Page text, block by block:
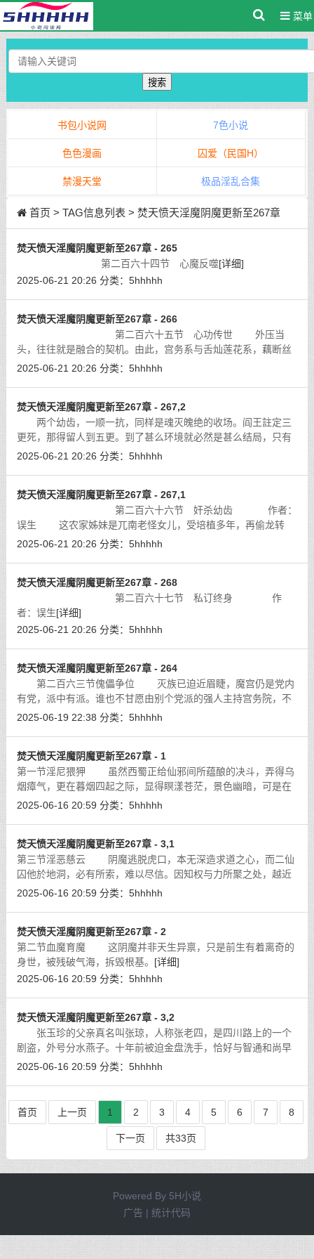
菜单
搜索
书包小说网 7色小说
色色漫画 囚爱（民国H）
禁漫天堂 极品淫乱合集
首页 > TAG信息列表 > 焚天愤天淫魔阴魔更新至267章
焚天愤天淫魔阴魔更新至267章 - 265
第二百六十四节 心魔反噬[详细]
2025-06-21 20:26 分类： 5hhhhh
焚天愤天淫魔阴魔更新至267章 - 266
第二百六十五节 心功传世 外压当
头，往往就是融合的契机。由此，宫务系与舌灿莲花系，藕断丝
连，对平反辘死腆安门血案，暧昧非常。更纵容舌灿莲花系互相
2025-06-21 20:26 分类： 5hhhhh
焚天愤天淫魔阴魔更新至267章 - 267,2
两个幼齿，一顺一抗，同样是魂灭魄绝的收场。阎王註定三
更死，那得留人到五更。到了甚么环境就必然是甚么结局，只有
消失了强权要人死的因素，才得苟延残喘，但那又生何足惜呢。
2025-06-21 20:26 分类： 5hhhhh
焚天愤天淫魔阴魔更新至267章 - 267,1
第二百六十六节 奸杀幼齿 作者：
误生 这农家姊妹是兀南老怪女儿，受培植多年，再偷龙转
凤，殖入天蓬山农家当暗桩。以魔教的垄断体制，敛财虽然不及
2025-06-21 20:26 分类： 5hhhhh
焚天愤天淫魔阴魔更新至267章 - 268
第二百六十七节 私订终身 作
者：误生[详细]
2025-06-21 20:26 分类： 5hhhhh
焚天愤天淫魔阴魔更新至267章 - 264
第二百六三节傀儡争位 灭族已迫近眉睫，魔宫仍是党内
有党，派中有派。谁也不甘愿由别个党派的强人主持宫务院，不
受己党控制。无权就甚么也没有了，爱国就因持国得权，搜刮由
2025-06-19 22:38 分类： 5hhhhh
焚天愤天淫魔阴魔更新至267章 - 1
第一节淫尼猥狎 虽然西蜀正给仙邪间所蕴酿的决斗，弄得乌
烟瘴气，更在暮烟四起之际，显得瞑漾苍茫，景色幽暗，可是在
迷离的气氛下，巫峡的舟运更汹涌频繁。从乌鸦嘴港口蜂拥而出
2025-06-16 20:59 分类： 5hhhhh
焚天愤天淫魔阴魔更新至267章 - 3,1
第三节淫恶慈云 阴魔逃脱虎口，本无深造求道之心，而二仙
囚他於地洞，必有所索，难以尽信。因知权与力所聚之处，越近
核心，其压力越重，只有爱恶之分，毫无理律可凭，只需有足够
2025-06-16 20:59 分类： 5hhhhh
焚天愤天淫魔阴魔更新至267章 - 2
第二节血魔育魔 这阴魔并非天生异禀，只是前生有着离奇的
身世，被残破气海，拆毁根基。 [详细]
2025-06-16 20:59 分类： 5hhhhh
焚天愤天淫魔阴魔更新至267章 - 3,2
张玉珍的父亲真名叫张琼，人称张老四，是四川路上的一个
剧盗，外号分水燕子。十年前被迫金盘洗手，恰好与智通和尚早
年有一面之缘，被招揽过来。名义上是租着庙中菜园耕种，主持
2025-06-16 20:59 分类： 5hhhhh
首页 上一页 1 2 3 4 5 6 7 8
下一页 共33页
Powered By 5H小说
广告 | 统计代码